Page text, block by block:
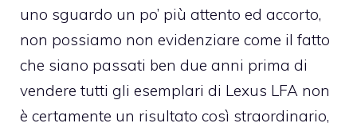
uno sguardo un po’ più attento ed accorto,
non possiamo non evidenziare come il fatto
che siano passati ben due anni prima di
vendere tutti gli esemplari di Lexus LFA non
è certamente un risultato così straordinario,